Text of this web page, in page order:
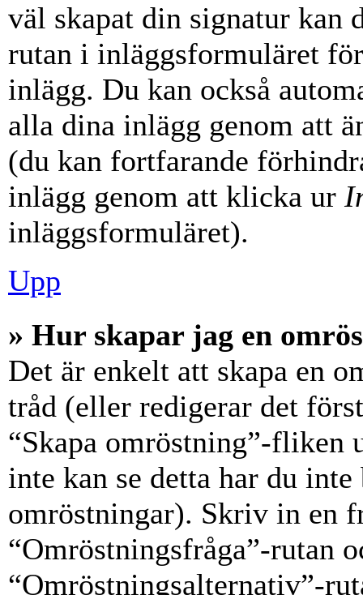
väl skapat din signatur kan
rutan i inläggsformuläret
inlägg. Du kan också
alla dina inlägg genom att
(du kan fortfarande
inlägg genom att klicka ur
inläggsformuläret).
Upp
» Hur skapar jag en
Det är enkelt att skapa en
tråd (eller redigerar det
“Skapa omröstning”-fliken
inte kan se detta har du
omröstningar). Skriv in en
“Omröstningsfråga”-rutan
“Omröstningsalternativ”-